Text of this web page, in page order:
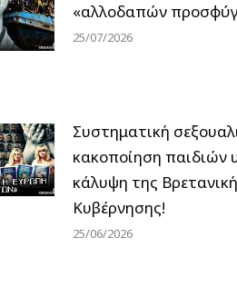
«αλλοδαπών
25/07/2026
Συστηματική
κακοποίηση παιδιών
κάλυψη της
Κυβέρνησης!
25/06/2026